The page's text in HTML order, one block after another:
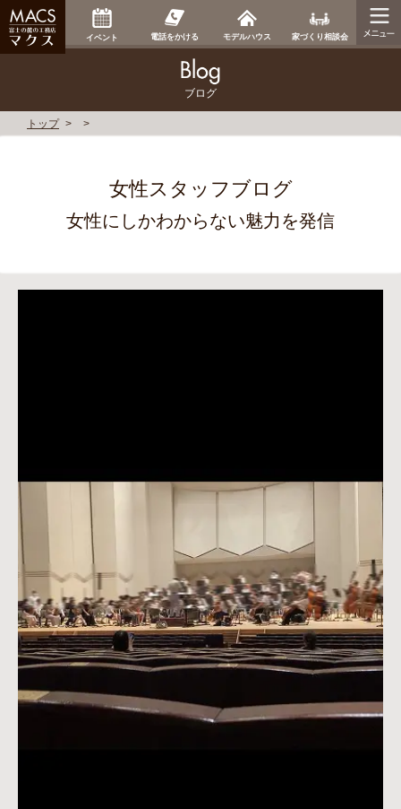
イベント 電話をかける モデルハウス 家づくり相談会
ブログ
トップ
女性スタッフブログ
女性にしかわからない魅力を発信